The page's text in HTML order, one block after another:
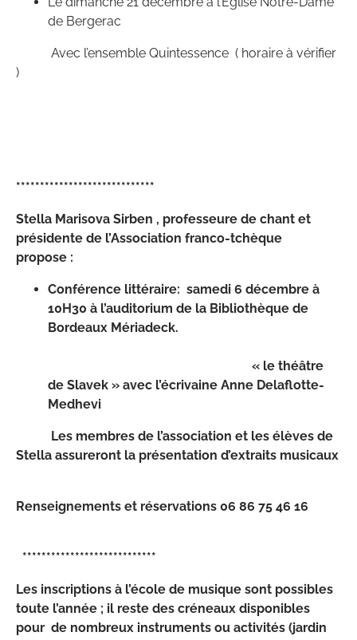
de Bergerac
Avec l’ensemble Quintessence ( horaire à vérifier
)
*****************************
Stella Marisova Sirben , professeure de chant et
présidente de l’Association franco-tchèque
propose :
Conférence littéraire: samedi 6 décembre à
10H30 à l’auditorium de la Bibliothèque de
Bordeaux Mériadeck.
« le théâtre
de Slavek » avec l’écrivaine Anne Delaflotte-
Medhevi
Les membres de l’association et les élèves de
Stella assureront la présentation d’extraits musicaux
Renseignements et réservations 06 86 75 46 16
****************************
Les inscriptions à l’école de musique sont possibles
toute l’année ; il reste des créneaux disponibles
pour de nombreux instruments ou activités (jardin